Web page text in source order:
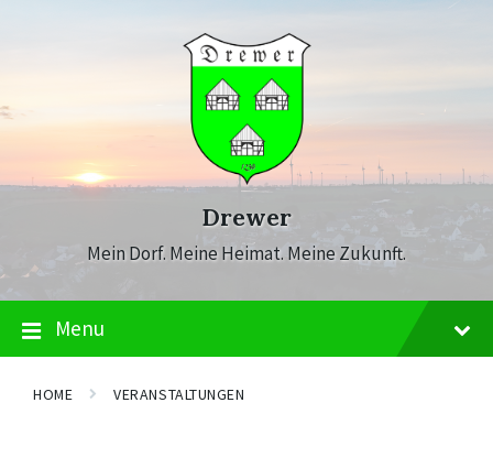
Drewer
Mein Dorf. Meine Heimat. Meine Zukunft.
Menu
HOME VERANSTALTUNGEN